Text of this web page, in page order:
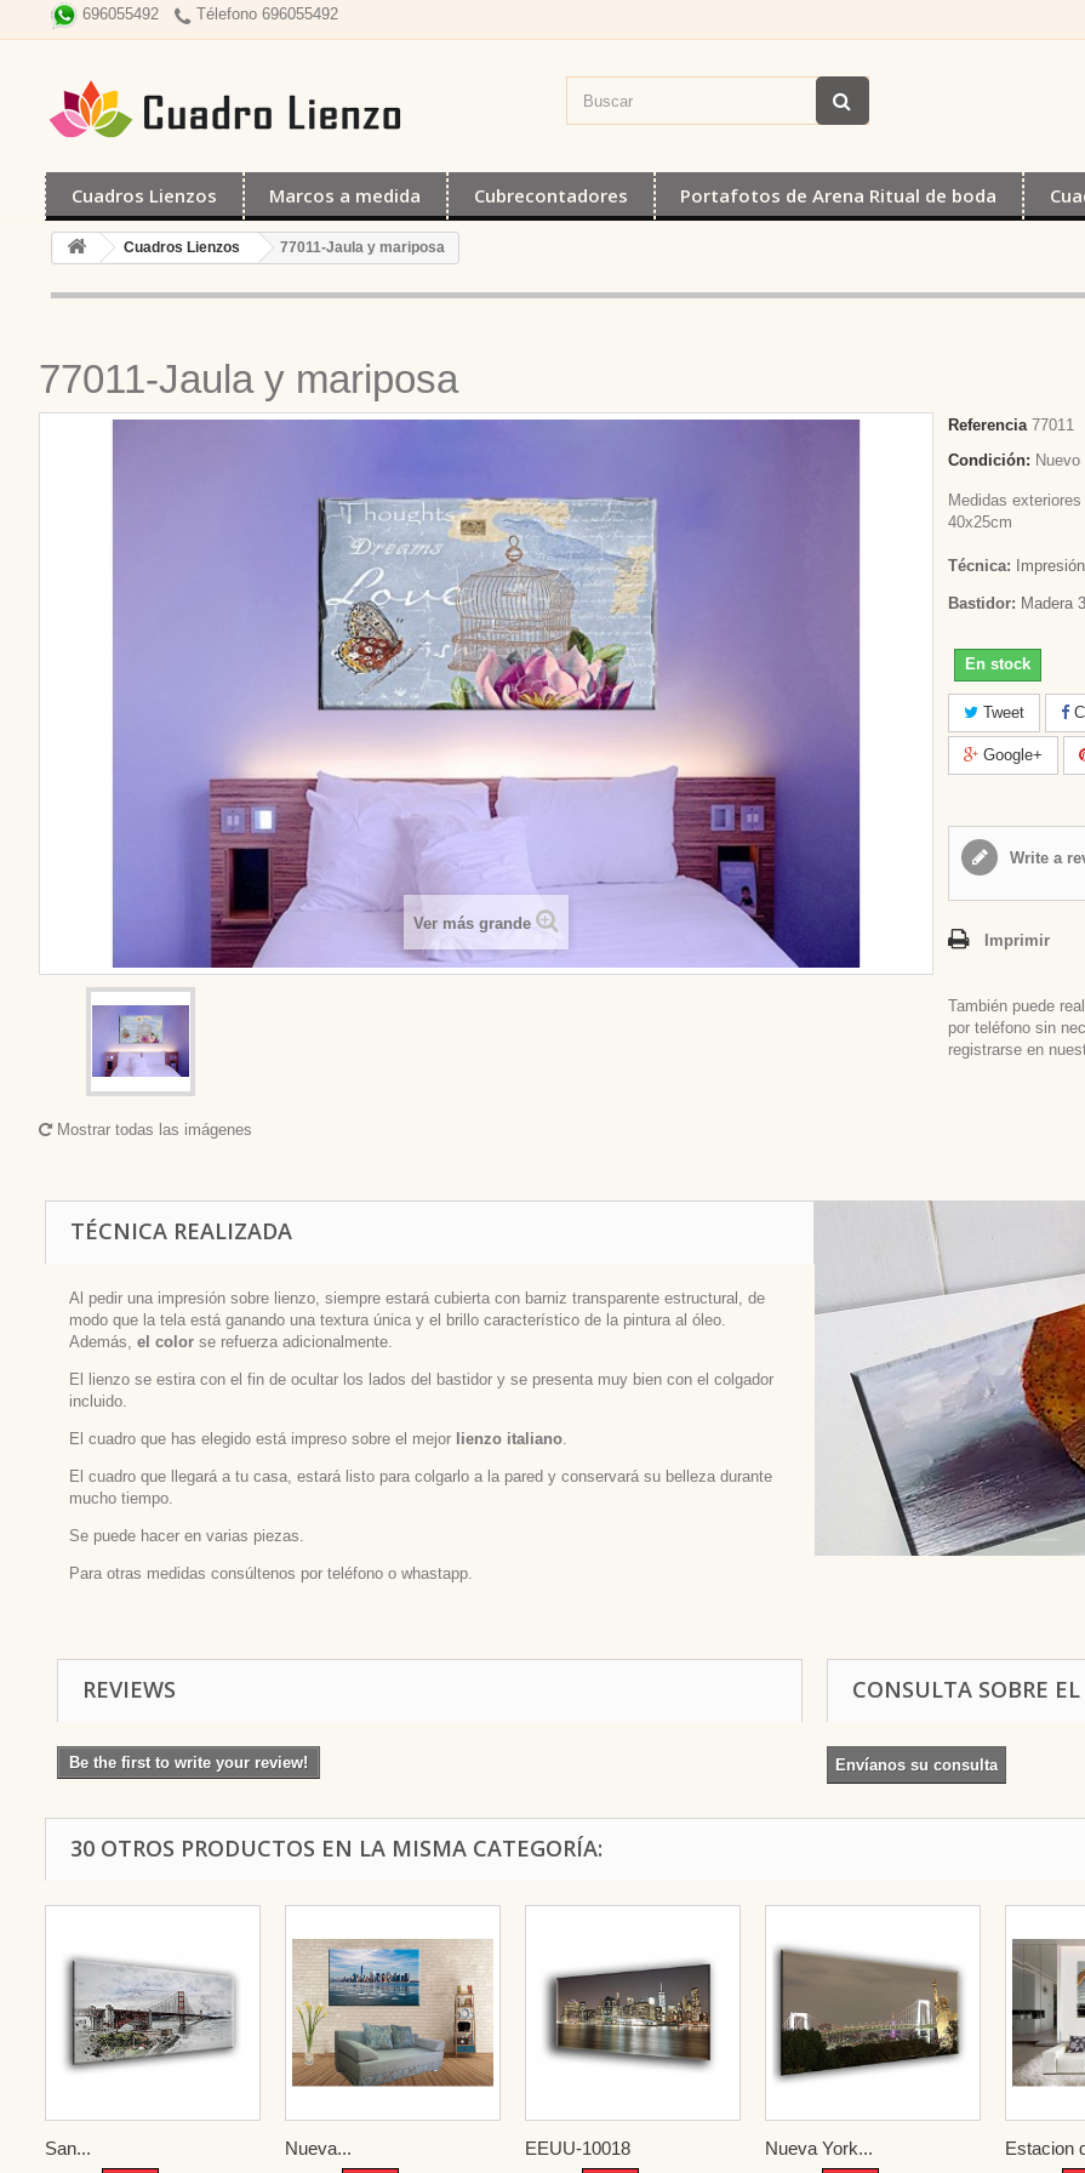
696055492 Télefono 696055492
Cuadros Lienzos Marcos a medida Cubrecontadores Portafotos de Arena Ritual de boda
Cuadros Lienzos 77011-Jaula y mariposa
77011-Jaula y mariposa
Ver más grande
Mostrar todas las imágenes
Referencia 77011
Condición:
Medidas exteriores
40x25cm
Técnica:
Bastidor: Madera
En stock
Tweet
Google+
Write a
Imprimir
También puede
por teléfono sin
registrarse en
TÉCNICA REALIZADA
Al pedir una impresión sobre lienzo, siempre estará cubierta con barniz transparente estructural, de
modo que la tela está ganando una textura única y el brillo característico de la pintura al óleo.
Además, el color se refuerza adicionalmente.
El lienzo se estira con el fin de ocultar los lados del bastidor y se presenta muy bien con el colgador
incluido.
El cuadro que has elegido está impreso sobre el mejor lienzo italiano
El cuadro que llegará a tu casa, estará listo para colgarlo a la pared y conservará su belleza durante
mucho tiempo.
Se puede hacer en varias piezas.
Para otras medidas consúltenos por teléfono o whastapp.
REVIEWS
Be the first to write your review!
CONSULTA SOBRE
Envíanos su consulta
30 OTROS PRODUCTOS EN LA MISMA CATEGORÍA:
San... Nueva... EEUU-10018 Nueva York... Estacion